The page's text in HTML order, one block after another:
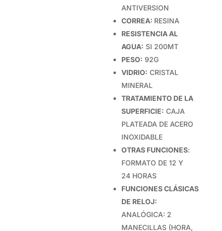
ANTIVERSION
CORREA: RESINA
RESISTENCIA AL
AGUA: SI 200MT
PESO: 92G
VIDRIO: CRISTAL
MINERAL
TRATAMIENTO DE LA
SUPERFICIE: CAJA
PLATEADA DE ACERO
INOXIDABLE
OTRAS FUNCIONES:
FORMATO DE 12 Y
24 HORAS
FUNCIONES CLÁSICAS
DE RELOJ:
ANALÓGICA: 2
MANECILLAS (HORA,